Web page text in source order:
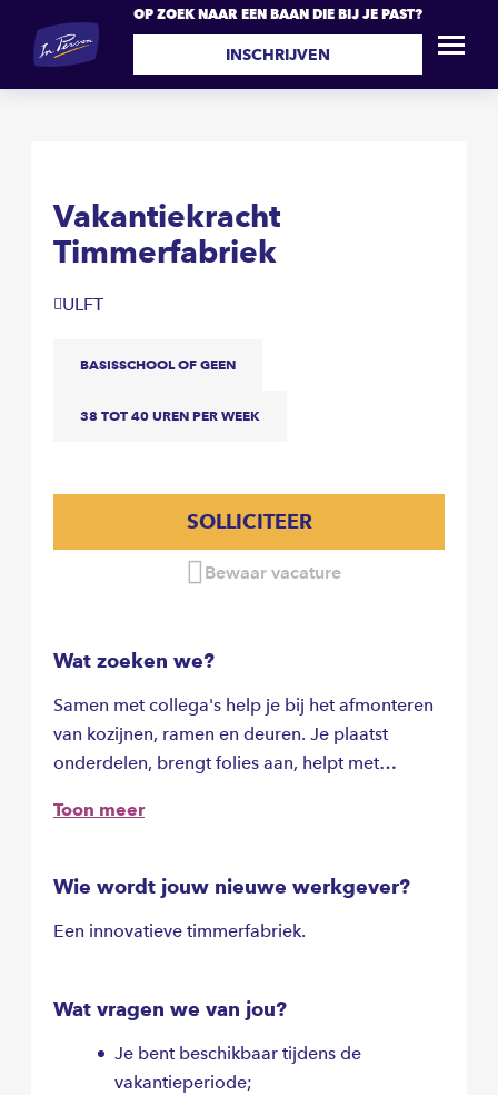
OP ZOEK NAAR EEN BAAN DIE BIJ JE PAST?
INSCHRIJVEN
Vakantiekracht
Timmerfabriek
ULFT
BASISSCHOOL OF GEEN
38 TOT 40 UREN PER WEEK
SOLLICITEER
Bewaar vacature
Wat zoeken we?
Samen met collega's help je bij het afmonteren
van kozijnen, ramen en deuren. Je plaatst
onderdelen, brengt folies aan, helpt met
klaar voor verzending is. Geen ervaring? Geen
Toon meer
Wie wordt jouw nieuwe werkgever?
Een innovatieve timmerfabriek.
Wat vragen we van jou?
Je bent beschikbaar tijdens de
vakantieperiode;
Vakantiekracht
Timmerfabriek
SOLLICITEER